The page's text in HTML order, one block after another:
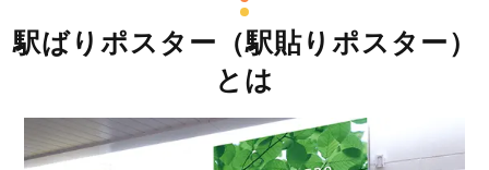
駅ばりポスター（駅貼りポスター）
とは